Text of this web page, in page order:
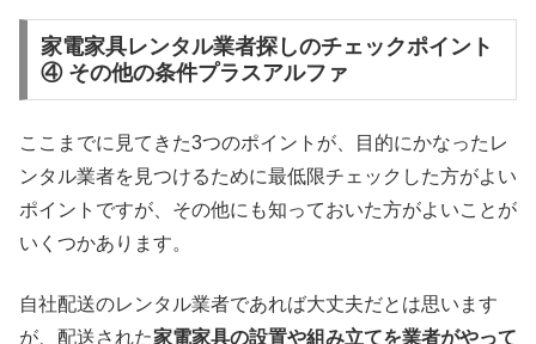
家電家具レンタル業者探しのチェックポイント
④ その他の条件プラスアルファ
ここまでに見てきた3つのポイントが、目的にかなったレ
ンタル業者を見つけるために最低限チェックした方がよい
ポイントですが、その他にも知っておいた方がよいことが
いくつかあります。
自社配送のレンタル業者であれば大丈夫だとは思います
が、配送された家電家具の設置や組み立てを業者がやって